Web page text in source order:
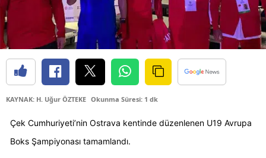
Çanakkale
Çankırı
KAYNAK: H. Uğur ÖZTEKE Okunma Süresi: 1 dk
Çek Cumhuriyeti’nin Ostrava kentinde düzenlenen U19 Avrupa
Boks Şampiyonası tamamlandı.